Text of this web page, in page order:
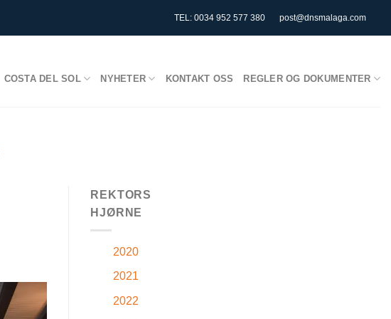
TEL: 0034 952 577 380 post@dnsmalaga.com
COSTA DEL SOL NYHETER KONTAKT OSS REGLER OG DOKUMENTER
REKTORS
HJØRNE
2020
2021
2022